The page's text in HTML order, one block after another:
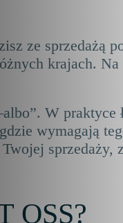
ze sprzedażą
krajach.
W praktyce
wymagają
sprzedaży,
OSS?